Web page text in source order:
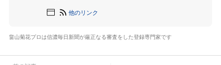
他のリンク
畠山菊花プロは信濃毎日新聞が厳正なる審査をした登録専門家です